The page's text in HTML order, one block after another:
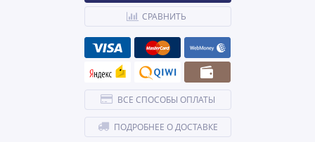
СРАВНИТЬ
ВСЕ СПОСОБЫ ОПЛАТЫ
ПОДРОБНЕЕ О ДОСТАВКЕ